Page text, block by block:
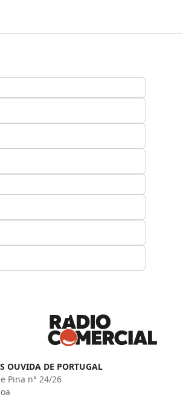
OUVIDA DE PORTUGAL
Pina n° 24/26